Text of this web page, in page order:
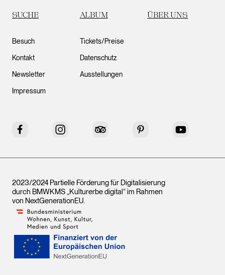
SUCHE ALBUM ÜBER UNS
Besuch
Kontakt
Newsletter
Impressum
Tickets/Preise
Datenschutz
Ausstellungen
Facebook Instagram Tripadvisor Pinterest YouTube
2023/2024 Partielle Förderung für Digitalisierung
durch BMWKMS „Kulturerbe digital“ im Rahmen
von NextGenerationEU.